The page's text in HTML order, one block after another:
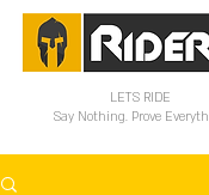
LETS RIDE
Say Nothing. Prove